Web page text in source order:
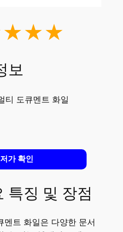
보
티 도큐멘트 화일
가 확인
특징 및 장점
멘트 화일은 다양한 문서